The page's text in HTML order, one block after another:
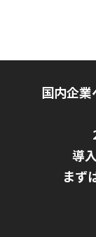
国内企業
導
まず